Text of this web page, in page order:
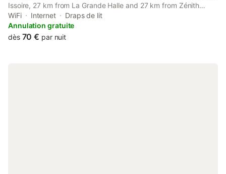
Issoire, 27 km from La Grande Halle and 27 km from Zénith
d'Auvergne. Both free WiFi and parking on-site are accessible at
the apartment free of charge.
WiFi Internet
Draps de lit
Annulation gratuite
dès 70 € par nuit